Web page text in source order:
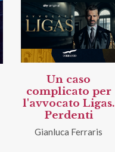
Un caso
complicato per
l'avvocato Ligas.
Perdenti
Gianluca Ferraris